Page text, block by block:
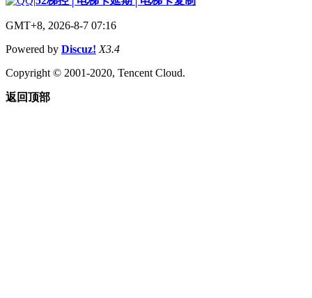
GMT+8, 2026-8-7 07:16
Powered by Discuz! X3.4
Copyright © 2001-2020, Tencent Cloud.
返回顶部